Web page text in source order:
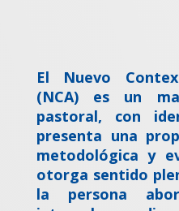
El Nuevo
(NCA) es un
pastoral, con
presenta una
metodológica y
otorga sentido
la persona